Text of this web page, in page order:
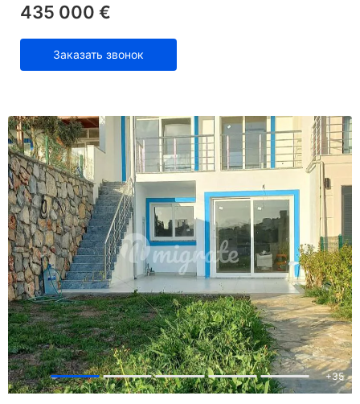
435 000 €
Заказать звонок
+35